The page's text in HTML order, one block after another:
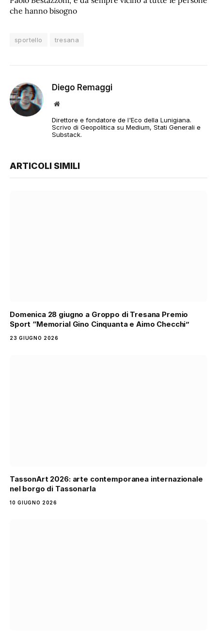
che hanno bisogno
sportello tresana
Diego Remaggi
Sito
Direttore e fondatore de l'Eco della Lunigiana.
Scrivo di Geopolitica su Medium, Stati Generali e
Substack.
ARTICOLI SIMILI
Domenica 28 giugno a Groppo di Tresana Premio
Sport “Memorial Gino Cinquanta e Aimo Checchi”
23 GIUGNO 2026
TassonArt 2026: arte contemporanea internazionale
nel borgo di Tassonarla
10 GIUGNO 2026